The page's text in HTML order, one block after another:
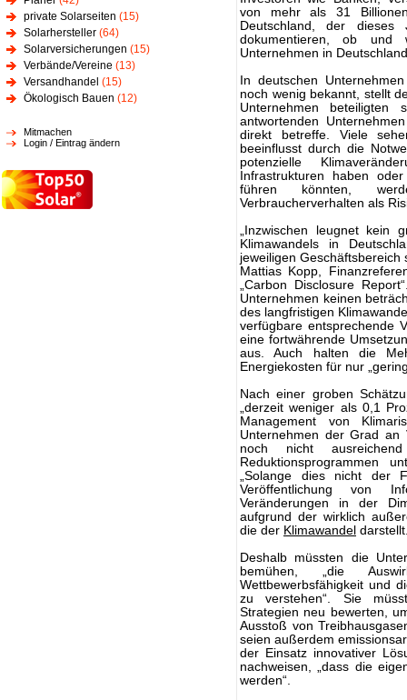
private Solarseiten (15)
Solarhersteller (64)
Solarversicherungen (15)
Verbände/Vereine (13)
Versandhandel (15)
Ökologisch Bauen (12)
Mitmachen
Login / Eintrag ändern
von mehr als 31
Deutschland, der
dokumentieren, ob und
Unternehmen in
In deutschen
noch wenig bekannt, stellt
Unternehmen
antwortenden
direkt betreffe. Viele
beeinflusst durch die
potenzielle
Infrastrukturen haben
führen könnten,
Verbraucherverhalten als
„Inzwischen leugnet kein
Klimawandels in
jeweiligen Geschäftsbereich
Mattias Kopp,
„Carbon Disclosure
Unternehmen keinen
des langfristigen
verfügbare entsprechende
eine fortwährende
aus. Auch halten die
Energiekosten für nur
Nach einer groben
„derzeit weniger als 0,1
Management von
Unternehmen der Grad an
noch nicht
Reduktionsprogrammen
„Solange dies nicht der
Veröffentlichung von
Veränderungen in der
aufgrund der wirklich
die der Klimawandel
Deshalb müssten die
bemühen, „die
Wettbewerbsfähigkeit und
zu verstehen“. Sie
Strategien neu bewerten,
Ausstoß von
seien außerdem
der Einsatz innovativer
nachweisen, „dass die
werden“.